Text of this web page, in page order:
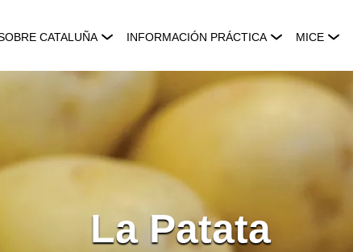
CATALUÑA INFORMACIÓN PRÁCTICA MICE
La Patata